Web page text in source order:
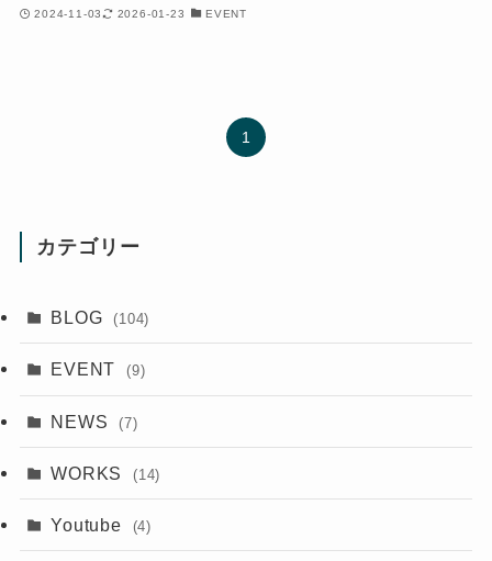
2024-11-03 2026-01-23 EVENT
1
カテゴリー
BLOG (104)
EVENT (9)
NEWS (7)
WORKS (14)
Youtube (4)